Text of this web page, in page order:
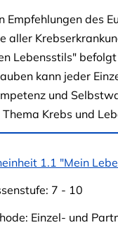
Empfehlungen des
aller
Lebensstils"
kann jeder
und
Thema Krebs und
1.1 "Mein
7 - 10
Einzel- und